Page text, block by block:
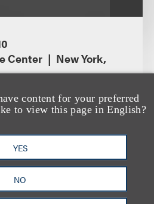
content for your preferred
to view this page in English?
YES
NO
Center
New York,